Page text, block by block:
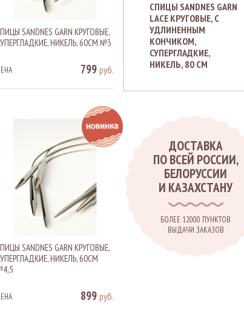
СПИЦЫ SANDNES GARN
LACE КРУГОВЫЕ, С
УДЛИНЕННЫМ
КОНЧИКОМ,
СУПЕРГЛАДКИЕ,
НИКЕЛЬ, 80 СМ
ДОСТАВКА
ПО ВСЕЙ РОССИИ,
БЕЛОРУССИИ
И КАЗАХСТАНУ
БОЛЕЕ 12000 ПУНКТОВ
ВЫДАЧИ ЗАКАЗОВ
SANDNES GARN КРУГОВЫЕ,
НИКЕЛЬ, 60СМ №3
799 руб.
SANDNES GARN КРУГОВЫЕ,
НИКЕЛЬ, 60СМ
899 руб.